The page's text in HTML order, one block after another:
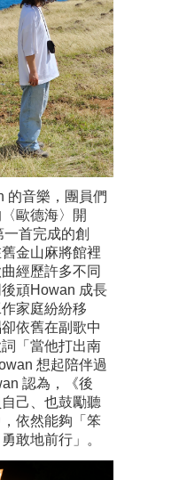
的音樂，團員們
歐德海〉開
首完成的創
金山麻將館裡
經歷許多不同
頑Howan 成長
家庭紛紛移
依舊在副歌中
「當他打出南
想起陪伴過
認為，《後
己、也鼓勵聽
依然能夠「笨
敢地前行」。